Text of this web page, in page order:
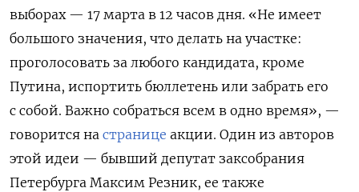
выборах — 17 марта в 12 часов дня. «Не имеет
большого значения, что делать на участке:
проголосовать за любого кандидата, кроме
Путина, испортить бюллетень или забрать его
с собой. Важно собраться всем в одно время», —
говорится на странице акции. Один из авторов
этой идеи — бывший депутат заксобрания
Петербурга Максим Резник, ее также